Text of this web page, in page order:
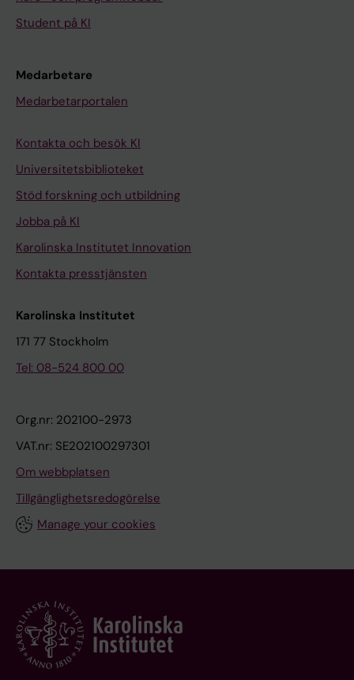
Student på KI
Medarbetare
Medarbetarportalen
Kontakta och besök KI
Universitetsbiblioteket
Stöd forskning och utbildning
Jobba på KI
Karolinska Institutet Innovation
Kontakta presstjänsten
Karolinska Institutet
171 77 Stockholm
Tel: 08-524 800 00
Org.nr: 202100-2973
VAT.nr: SE202100297301
Om webbplatsen
Tillgänglighetsredogörelse
Manage your cookies